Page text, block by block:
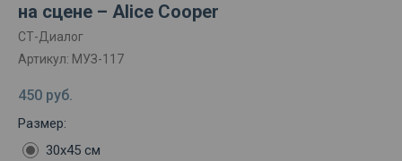
на сцене – Alice Cooper
СТ-Диалог
Артикул: МУЗ-117
450 руб.
Размер:
30х45 см